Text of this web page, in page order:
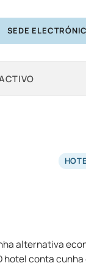
SEDE
alternativa
hotel conta